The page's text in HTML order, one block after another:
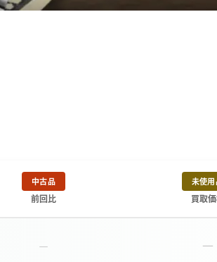
中古品
前回比
未使
買取
－ －